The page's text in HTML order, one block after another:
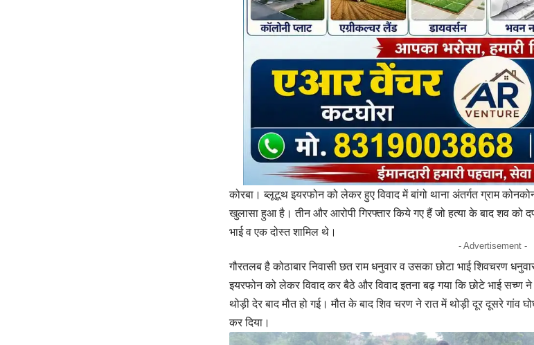
कोरबा। ब्लूटूथ इयरफोन को लेकर हुए विवाद में बांगो थाना अंतर्गत ग्राम
खुलासा हुआ है। तीन और आरोपी गिरफ्तार किये गए हैं जो हत्या के बाद शव
भाई व एक दोस्त शामिल थे।
- Advertisement -
गौरतलब है कोठाबार निवासी छत राम धनुवार व उसका छोटा भाई शिवचरण
इयरफोन को लेकर विवाद कर बैठे और विवाद इतना बढ़ गया कि छोटे भाई सच्ण
थोड़ी देर बाद मौत हो गई। मौत के बाद शिव चरण ने रात में थोड़ी दूर दूसरे गांव
कर दिया।